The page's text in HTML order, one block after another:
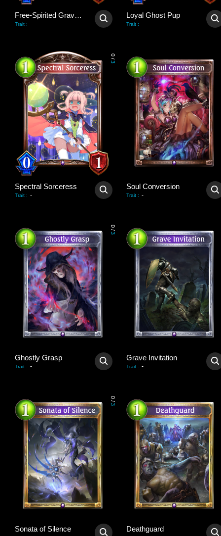
Free-Spirited Grave Robber
Trait : -
Loyal Ghost Pup
Trait : -
0
/
3
Spectral Sorceress
Trait : -
Soul Conversion
Trait : -
0
/
3
Ghostly Grasp
Trait : -
Grave Invitation
Trait : -
0
/
3
Sonata of Silence Deathguard